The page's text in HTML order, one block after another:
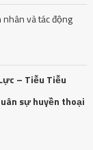
và tác động
– Tiễu Tiễu
sự huyền thoại